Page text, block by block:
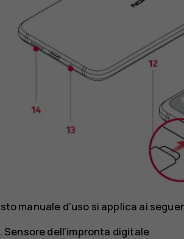
manuale d’uso si applica ai
Sensore dell’impronta digitale